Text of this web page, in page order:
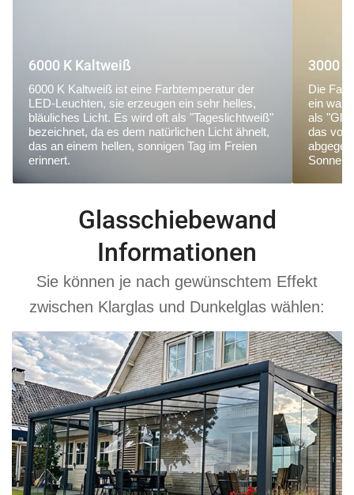
6000 K Kaltweiß
6000 K Kaltweiß ist eine Farbtemperatur der
LED-Leuchten, sie erzeugen ein sehr helles,
bläuliches Licht. Es wird oft als "Tageslichtweiß"
bezeichnet, da es dem natürlichen Licht ähnelt,
das an einem hellen, sonnigen Tag im Freien
erinnert.
3000
Die
ein
als
das von
Glasschiebewand
Informationen
Sie können je nach gewünschtem Effekt
zwischen Klarglas und Dunkelglas wählen: